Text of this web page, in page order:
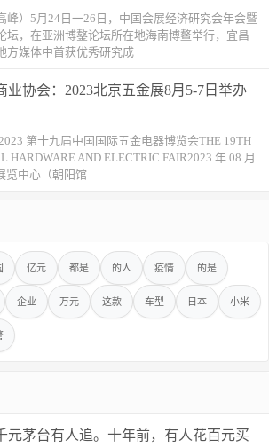
峰）5月24日一26日，中国会展经济研究会年会暨
坛，在亚洲博鏊论坛所在地海南博鳌举行，宜昌
方媒体中首获优秀研究成
业协会：2023北京五金展8月5-7日举办
第十九届中国国际五金电器博览会THE 19TH
HARDWARE AND ELECTRIC FAIR2023 年 08 月
览中心（朝阳馆
亿元 都是 的人 疫情 的是
企业 万元 这款 车型 日本 小米
元茅台有人追。十年前，有人花百元买